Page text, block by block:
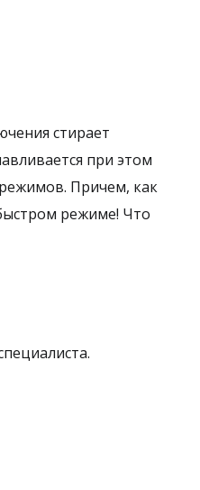
стирает
при этом
Причем, как
режиме! Что